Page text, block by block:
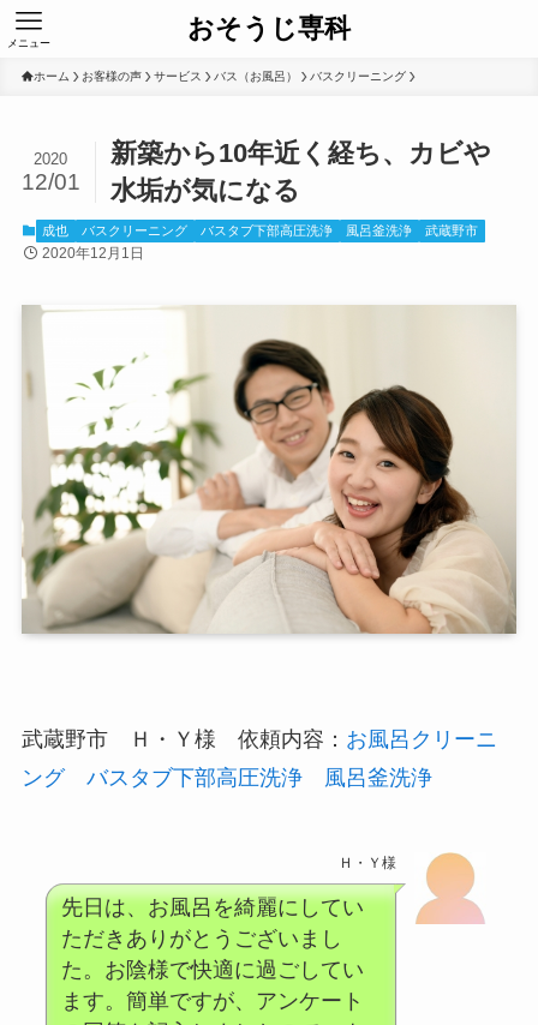
おそうじ専科
メニュー
ホーム お客様の声 サービス バス（お風呂） バスクリーニング
新築から10年近く経ち、カビや
水垢が気になる
2020
12/01
成也 バスクリーニング バスタブ下部高圧洗浄 風呂釜洗浄 武蔵野市
2020年12月1日
武蔵野市 Ｈ・Ｙ様 依頼内容： お風呂クリーニ
ング
バスタブ下部高圧洗浄 風呂釜洗浄
Ｈ・Ｙ様
先日は、お風呂を綺麗にしてい
ただきありがとうございまし
た。お陰様で快適に過ごしてい
ます。簡単ですが、アンケート